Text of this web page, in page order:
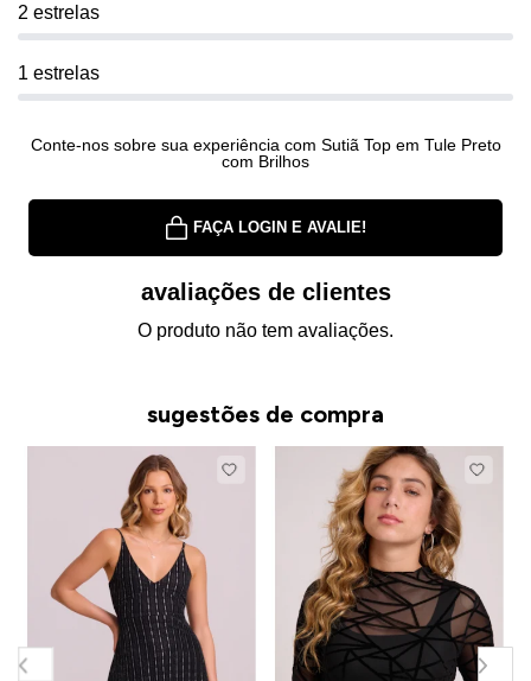
2 estrelas
1 estrelas
Conte-nos sobre sua experiência com Sutiã Top em Tule Preto
com Brilhos
FAÇA LOGIN E AVALIE!
avaliações de clientes
O produto não tem avaliações.
sugestões de compra